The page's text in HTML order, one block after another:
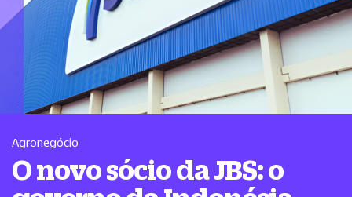
Agronegócio
O novo sócio da JBS: o